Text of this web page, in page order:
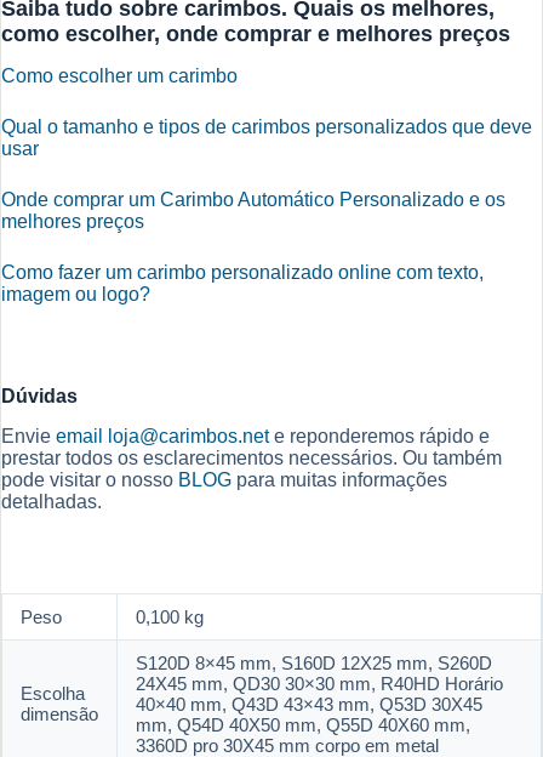
Saiba tudo sobre carimbos. Quais os melhores,
como escolher, onde comprar e melhores preços
Como escolher um carimbo
Qual o tamanho e tipos de carimbos personalizados que deve
usar
Onde comprar um Carimbo Automático Personalizado e os
melhores preços
Como fazer um carimbo personalizado online com texto,
imagem ou logo?
Dúvidas
Envie email loja@carimbos.nete reponderemos rápido e
prestar todos os esclarecimentos necessários. Ou também
pode visitar o nosso BLOG para muitas informações
detalhadas.
Peso 0,100 kg
Escolha
dimensão
S120D 8×45 mm, S160D 12X25 mm, S260D
24X45 mm, QD30 30×30 mm, R40HD Horário
40×40 mm, Q43D 43×43 mm, Q53D 30X45
mm, Q54D 40X50 mm, Q55D 40X60 mm,
3360D pro 30X45 mm corpo em metal